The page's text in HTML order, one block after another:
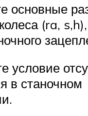
основные
(ra,
условие
в станочном